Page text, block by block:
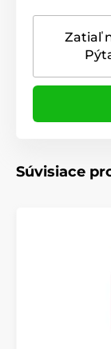
Zatiaľ
Súvisiace